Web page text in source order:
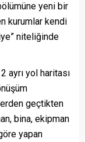
yeni bir
kurumlar kendi
niteliğinde
ayrı yol haritası
geçtikten
bina, ekipman
yapan